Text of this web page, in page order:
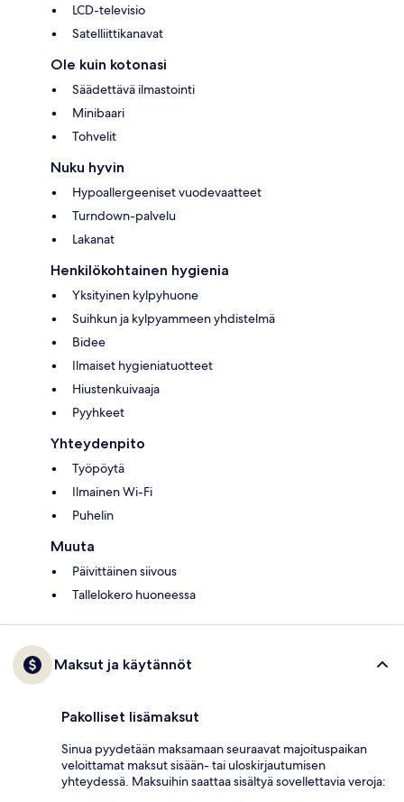
LCD-televisio
Satelliittikanavat
Ole kuin kotonasi
Säädettävä ilmastointi
Minibaari
Tohvelit
Nuku hyvin
Hypoallergeeniset vuodevaatteet
Turndown-palvelu
Lakanat
Henkilökohtainen hygienia
Yksityinen kylpyhuone
Suihkun ja kylpyammeen yhdistelmä
Bidee
Ilmaiset hygieniatuotteet
Hiustenkuivaaja
Pyyhkeet
Yhteydenpito
Työpöytä
Ilmainen Wi-Fi
Puhelin
Muuta
Päivittäinen siivous
Tallelokero huoneessa
Maksut ja käytännöt
Pakolliset lisämaksut
Sinua pyydetään maksamaan seuraavat majoituspaikan
veloittamat maksut sisään- tai uloskirjautumisen
yhteydessä. Maksuihin saattaa sisältyä sovellettavia veroja: